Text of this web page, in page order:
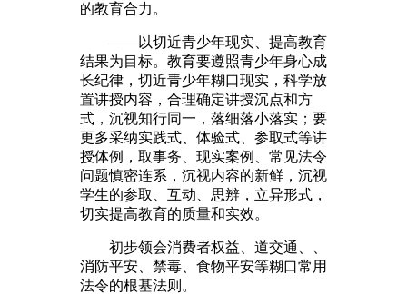
的教育合力。
——以切近青少年现实、提高教育
结果为目标。教育要遵照青少年身心成
长纪律，切近青少年糊口现实，科学放
置讲授内容，合理确定讲授沉点和方
式，沉视知行同一，落细落小落实；要
更多采纳实践式、体验式、参取式等讲
授体例，取事务、现实案例、常见法令
问题慎密连系，沉视内容的新鲜，沉视
学生的参取、互动、思辨，立异形式，
切实提高教育的质量和实效。
初步领会消费者权益、道交通、、
消防平安、禁毒、食物平安等糊口常用
法令的根基法则。